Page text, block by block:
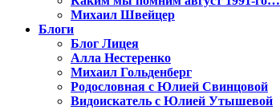
Михаил Швейцер
Блоги
Блог Лицея
Алла Нестеренко
Михаил Гольденберг
Родословная с Юлией Свинцовой
Видоискатель с Юлией Утышевой